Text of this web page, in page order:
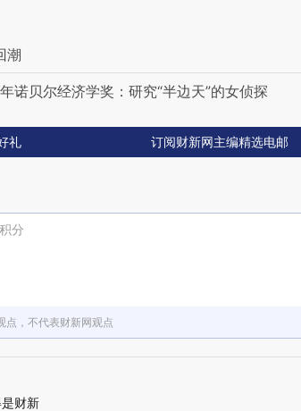
潮
诺贝尔经济学奖：研究“半边天”的女侦探
礼 订阅财新网主编精选电邮
分
点，不代表财新网观点
财新